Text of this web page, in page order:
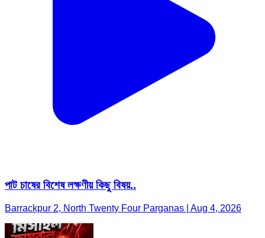
পাট চাষের বিশেষ লক্ষণীয় কিছু বিষয়..
Barrackpur 2, North Twenty Four Parganas | Aug 4, 2026